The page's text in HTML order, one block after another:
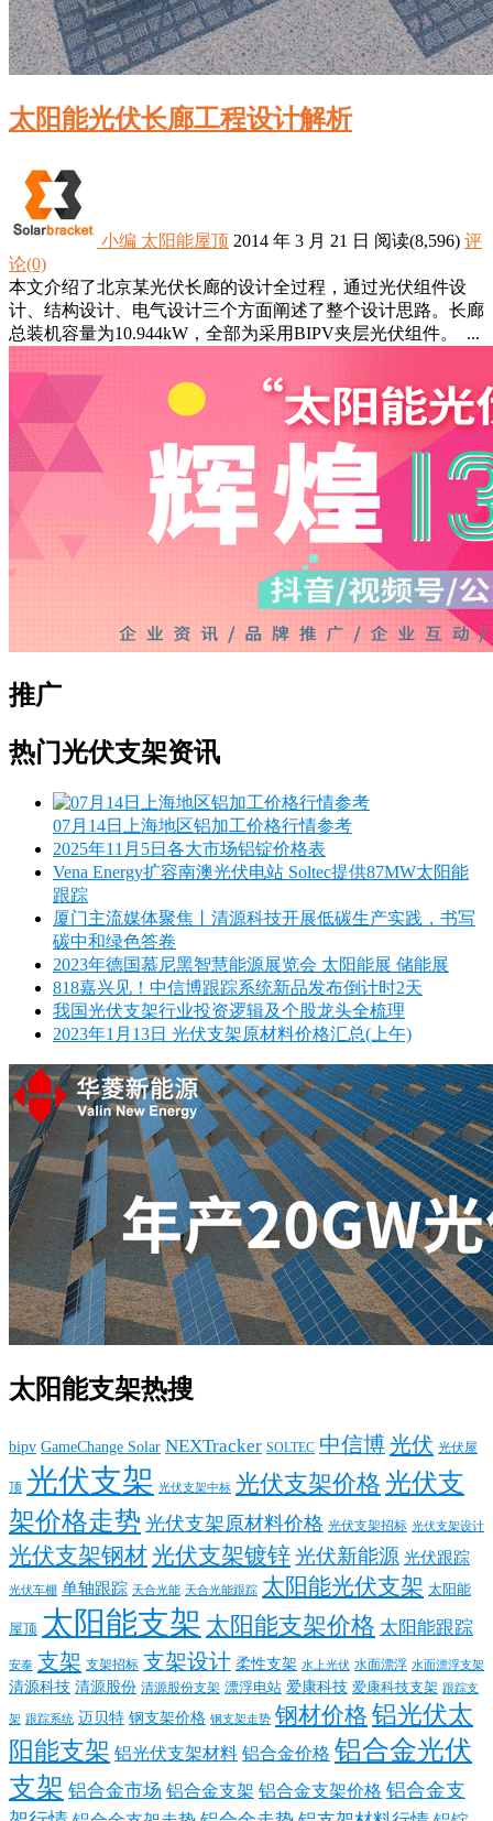
太阳能光伏长廊工程设计解析
小编 太阳能屋顶 2014 年 3 月 21 日 阅读(8,596) 评
论(0)
本文介绍了北京某光伏长廊的设计全过程，通过光伏组件设
计、结构设计、电气设计三个方面阐述了整个设计思路。长廊
总装机容量为10.944kW，全部为采用BIPV夹层光伏组件。 ...
推广
热门光伏支架资讯
07月14日上海地区铝加工价格行情参考
2025年11月5日各大市场铝锭价格表
Vena Energy扩容南澳光伏电站 Soltec提供87MW太阳能
跟踪
厦门主流媒体聚焦丨清源科技开展低碳生产实践，书写
碳中和绿色答卷
2023年德国慕尼黑智慧能源展览会 太阳能展 储能展
818嘉兴见！中信博跟踪系统新品发布倒计时2天
我国光伏支架行业投资逻辑及个股龙头全梳理
2023年1月13日 光伏支架原材料价格汇总(上午)
太阳能支架热搜
bipv GameChange Solar NEXTracker SOLTEC 中信博光伏 光伏屋
顶 光伏支架 光伏支架中标 光伏支架价格 光伏支
架价格走势 光伏支架原材料价格 光伏支架招标 光伏支架设计
光伏支架钢材光伏支架镀锌光伏新能源 光伏跟踪
光伏车棚 单轴跟踪 天合光能 天合光能跟踪 太阳能光伏支架 太阳能
屋顶 太阳能支架 太阳能支架价格 太阳能跟踪
安泰 支架 支架招标 支架设计 柔性支架 水上光伏 水面漂浮 水面漂浮支架
清源科技 清源股份 清源股份支架 漂浮电站 爱康科技 爱康科技支架 跟踪支
架 跟踪系统 迈贝特 钢支架价格 钢支架走势 钢材价格 铝光伏太
阳能支架 铝光伏支架材料 铝合金价格 铝合金光伏
支架 铝合金市场 铝合金支架 铝合金支架价格 铝合金支